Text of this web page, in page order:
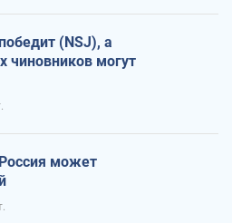
(NSJ), а
чиновников могут
может